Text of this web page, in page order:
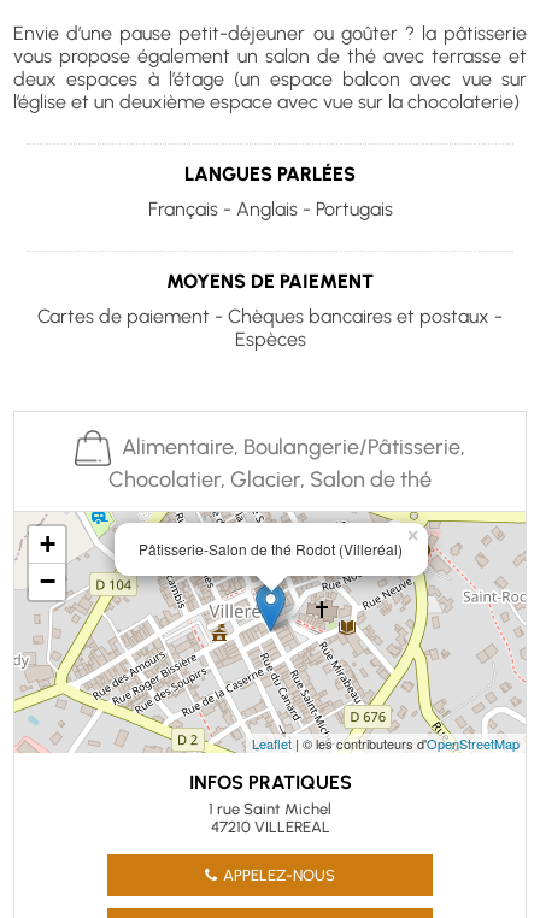
Envie d’une pause petit-déjeuner ou goûter ? la pâtisserie
vous propose également un salon de thé avec terrasse et
deux espaces à l’étage (un espace balcon avec vue sur
l’église et un deuxième espace avec vue sur la chocolaterie)
LANGUES PARLÉES
Français - Anglais - Portugais
MOYENS DE PAIEMENT
Cartes de paiement - Chèques bancaires et postaux -
Espèces
Alimentaire, Boulangerie/Pâtisserie,
Chocolatier, Glacier, Salon de thé
Pâtisserie-Salon de thé Rodot (Villeréal)
×
+
−
Leaflet| © les contributeurs d'OpenStreetMap
INFOS PRATIQUES
1 rue Saint Michel
47210 VILLEREAL
APPELEZ-NOUS